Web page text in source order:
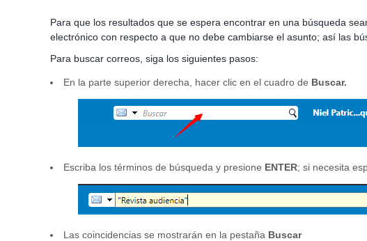
Para que los resultados que se espera encontrar en una búsqueda
electrónico con respecto a que no debe cambiarse el asunto; así las
Para buscar correos, siga los siguientes pasos:
En la parte superior derecha, hacer clic en el cuadro de Buscar.
Escriba los términos de búsqueda y presione ENTER; si necesita
Las coincidencias se mostrarán en la pestaña Buscar